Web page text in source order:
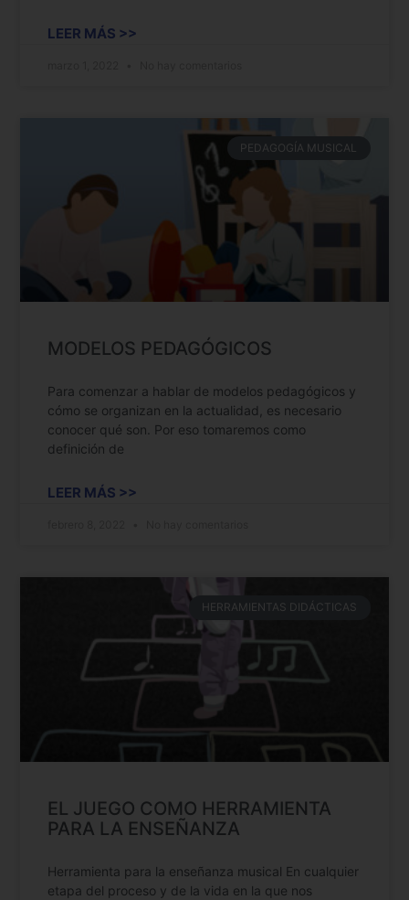
LEER MÁS >>
PEDAGOGÍA MUSICAL
MODELOS PEDAGÓGICOS
Para comenzar a hablar de modelos pedagógicos y
cómo se organizan en la actualidad, es necesario
conocer qué son. Por eso tomaremos como
definición de
LEER MÁS >>
HERRAMIENTAS DIDÁCTICAS
EL JUEGO COMO HERRAMIENTA
PARA LA ENSEÑANZA
Herramienta para la enseñanza musical En cualquier
etapa del proceso y de la vida en la que nos